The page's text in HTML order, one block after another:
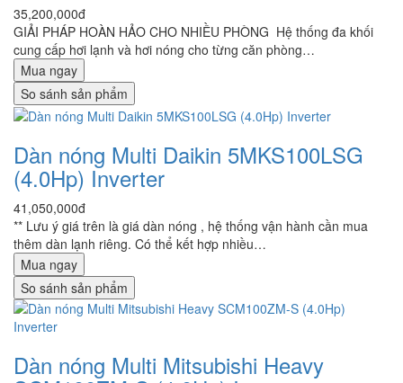
35,200,000đ
GIẢI PHÁP HOÀN HẢO CHO NHIỀU PHÒNG Hệ thống đa khối
cung cấp hơi lạnh và hơi nóng cho từng căn phòng…
Mua ngay
So sánh sản phẩm
Dàn nóng Multi Daikin 5MKS100LSG
(4.0Hp) Inverter
41,050,000đ
** Lưu ý giá trên là giá dàn nóng , hệ thống vận hành cần mua
thêm dàn lạnh riêng. Có thể kết hợp nhiều…
Mua ngay
So sánh sản phẩm
Dàn nóng Multi Mitsubishi Heavy